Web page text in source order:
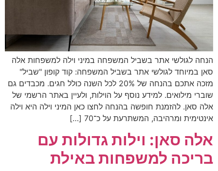
הנחה לגולשי אתר בשביל המשפחה במיני וילה למשפחות אלה
סאן במיוחד לגולשי אתר בשביל המשפחה: קוד קופון "שביל"
מזכה אתכם בהנחה של 20% לכל השנה כולל חגים. מכבדים גם
שוברי מילואים. למידע נוסף על הוילות, ולעיין באתר הרשמי של
אלה סאן. להזמנת חופשה בהנחה לחצו כאן המיני וילה היא וילה
אינטימית ומרהיבה, המשתרעת על כ־70 […]
אלה סאן: וילות גדולות עם
בריכה למשפחות באילת